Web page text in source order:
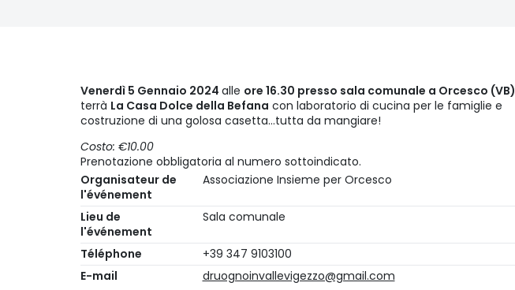
Venerdì 5 Gennaio 2024 alle ore 16.30 presso sala comunale a Orcesco (VB)
terrà La Casa Dolce della Befana con laboratorio di cucina per le famiglie e
costruzione di una golosa casetta…tutta da mangiare!
Costo: €10.00
Prenotazione obbligatoria al numero sottoindicato.
Organisateur de
l'événement
Associazione Insieme per Orcesco
Lieu de
l'événement
Sala comunale
Téléphone
+39 347 9103100
E-mail
druognoinvallevigezzo@gmail.com